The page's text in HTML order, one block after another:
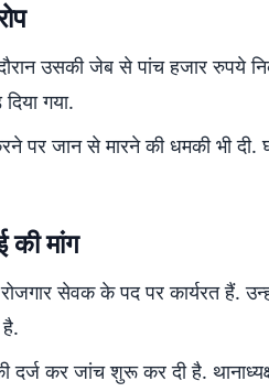
उसकी जेब से पांच हजार रुपये
गया.
पर जान से मारने की धमकी भी दी.
की मांग
सेवक के पद पर कार्यरत हैं.
दर्ज कर जांच शुरू कर दी है.